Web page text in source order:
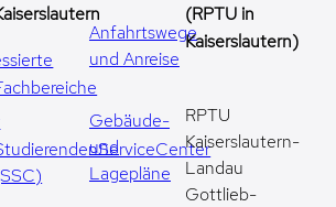
Anfahrtswege
und Anreise
Gebäude-
und
Lagepläne
(RPTU in
Kaiserslautern)
RPTU
Kaiserslautern-
Landau
Gottlieb-